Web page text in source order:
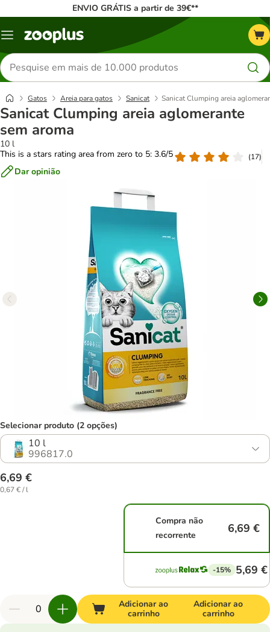
ENVIO GRÁTIS a partir de 39€**
Menu
Pesquisar
produtos
Gatos Areia para gatos Sanicat Sanicat Clumping areia
Sanicat Clumping areia aglomerante
sem aroma
10 l
This is a stars rating area from zero to 5: 3.6/5
(17)
Dar opinião
Selecionar produto (2 opções)
10 l
996817.0
6,69 €
0,67 € / l
Compra não
recorrente
6,69 €
-15% 5,69 €
Adicionar ao
carrinho
Adicionar ao
carrinho